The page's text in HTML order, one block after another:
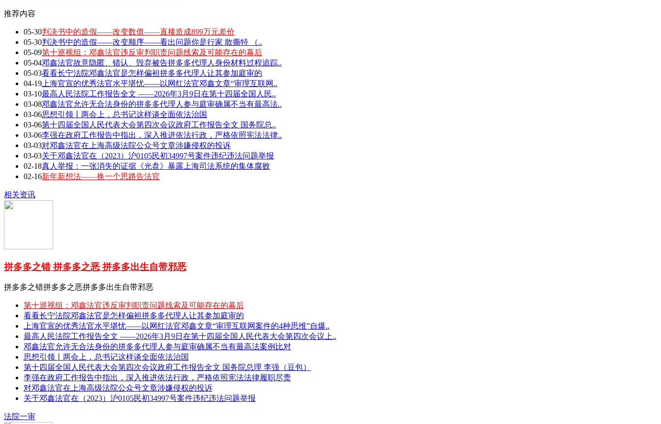
推荐内容
05-30判决书中的造假——改变数值——直接造成899万元差价
05-30判决书中的造假——改变顺序——看出问题你是行家 敢撕特 （..
05-09第十巡视组：邓鑫法官违反审判职责问题线索及可能存在的幕后
05-04邓鑫法官故意隐匿、错认、毁弃被告拼多多代理人身份材料过程追踪..
05-03看看长宁法院邓鑫法官是怎样偏袒拼多多代理人让其参加庭审的
04-19 上海官宣的优秀法官水平堪忧——以网红法官邓鑫文章“审理互联网..
03-10最高人民法院工作报告全文 ——2026年3月9日在第十四届全国人民..
03-08邓鑫法官允许无合法身份的拼多多代理人参与庭审确属不当有最高法..
03-06思想引领丨两会上，总书记这样谈全面依法治国
03-06第十四届全国人民代表大会第四次会议政府工作报告全文 国务院总..
03-06李强在政府工作报告中指出，深入推进依法行政，严格依照宪法法律..
03-03对邓鑫法官在上海高级法院公众号文章涉嫌侵权的投诉
03-03关于邓鑫法官在（2023）沪0105民初34997号案件违纪违法问题举报
02-18真人举报：一张消失的证据《光盘》暴露上海司法系统的集体腐败
02-16新年新想法——换一个思路告法官
相关资讯
拼多多之错 拼多多之恶 拼多多出生自带邪恶
拼多多之错拼多多之恶拼多多出生自带邪恶
第十巡视组：邓鑫法官违反审判职责问题线索及可能存在的幕后
看看长宁法院邓鑫法官是怎样偏袒拼多多代理人让其参加庭审的
上海官宣的优秀法官水平堪忧——以网红法官邓鑫文章“审理互联网案件的4种思维”自爆..
最高人民法院工作报告全文 ——2026年3月9日在第十四届全国人民代表大会第四次会议上..
邓鑫法官允许无合法身份的拼多多代理人参与庭审确属不当有最高法案例比对
思想引领丨两会上，总书记这样谈全面依法治国
第十四届全国人民代表大会第四次会议政府工作报告全文 国务院总理 李强（豆包）
李强在政府工作报告中指出，深入推进依法行政，严格依照宪法法律履职尽责
对邓鑫法官在上海高级法院公众号文章涉嫌侵权的投诉
关于邓鑫法官在（2023）沪0105民初34997号案件违纪违法问题举报
法院一审